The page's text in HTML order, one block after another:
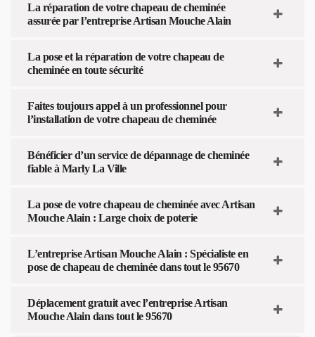
La réparation de votre chapeau de cheminée
assurée par l’entreprise Artisan Mouche Alain
La pose et la réparation de votre chapeau de
cheminée en toute sécurité
Faites toujours appel à un professionnel pour
l’installation de votre chapeau de cheminée
Bénéficier d’un service de dépannage de cheminée
fiable à Marly La Ville
La pose de votre chapeau de cheminée avec Artisan
Mouche Alain : Large choix de poterie
L’entreprise Artisan Mouche Alain : Spécialiste en
pose de chapeau de cheminée dans tout le 95670
Déplacement gratuit avec l’entreprise Artisan
Mouche Alain dans tout le 95670